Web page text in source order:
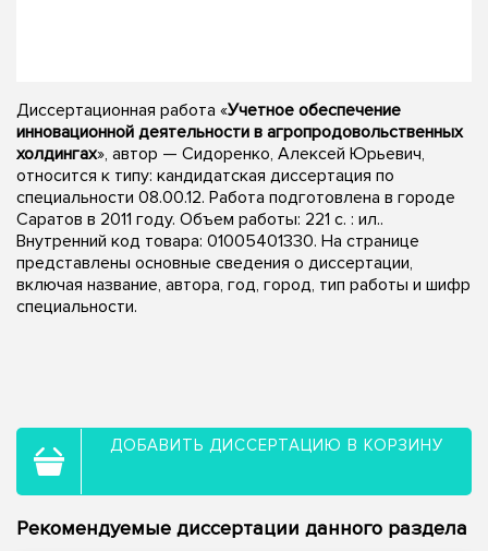
Диссертационная работа «Учетное обеспечение
инновационной деятельности в агропродовольственных
холдингах», автор — Сидоренко, Алексей Юрьевич,
относится к типу: кандидатская диссертация по
специальности 08.00.12. Работа подготовлена в городе
Саратов в 2011 году. Объем работы: 221 с. : ил..
Внутренний код товара: 01005401330. На странице
представлены основные сведения о диссертации,
включая название, автора, год, город, тип работы и шифр
специальности.
ДОБАВИТЬ ДИССЕРТАЦИЮ В КОРЗИНУ
Рекомендуемые диссертации данного раздела